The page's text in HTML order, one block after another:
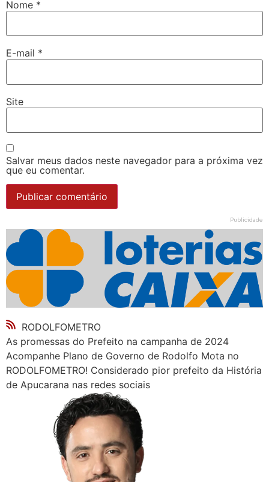
Nome *
E-mail *
Site
Salvar meus dados neste navegador para a próxima vez
que eu comentar.
Publicidade
RODOLFOMETRO
As promessas do Prefeito na campanha de 2024
Acompanhe Plano de Governo de Rodolfo Mota no
RODOLFOMETRO! Considerado pior prefeito da História
de Apucarana nas redes sociais